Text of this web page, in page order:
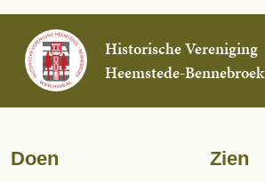
Historische Vereniging
Heemstede-Bennebroek
Doen Zien